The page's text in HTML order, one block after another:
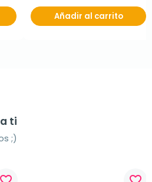
Añadir al carrito
ti
;)